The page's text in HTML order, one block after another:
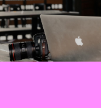
რატომ არის
რეაქტიული